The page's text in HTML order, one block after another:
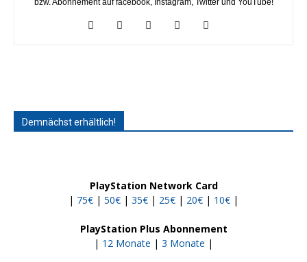
Demnächst erhältlich!
PlayStation Network Card
| 75€ | 50€ | 35€ | 25€ | 20€ | 10€ |
PlayStation Plus Abonnement
| 12 Monate | 3 Monate |